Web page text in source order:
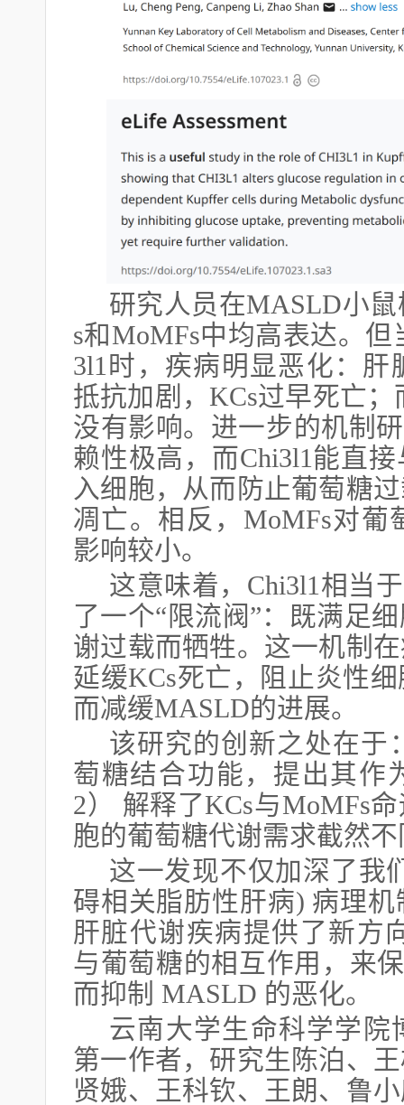
研究人员在MASLD小
s和MoMFs中均高表达。
3l1时，疾病明显恶化：
抵抗加剧，KCs过早死亡
没有影响。进一步的机制
赖性极高，而Chi3l1能直
入细胞，从而防止葡萄糖
凋亡。相反，MoMFs对
影响较小。
这意味着，Chi3l1相当
了一个“限流阀”：既满足
谢过载而牺牲。这一机制
延缓KCs死亡，阻止炎性
而减缓MASLD的进展。
该研究的创新之处在于
萄糖结合功能，提出其作
2） 解释了KCs与MoMFs
胞的葡萄糖代谢需求截然
这一发现不仅加深了我
碍相关脂肪性肝病) 病理
肝脏代谢疾病提供了新方
与葡萄糖的相互作用，来
而抑制 MASLD 的恶化。
云南大学生命科学学院
第一作者，研究生陈泊、
贤娥、王科钦、王朗、鲁